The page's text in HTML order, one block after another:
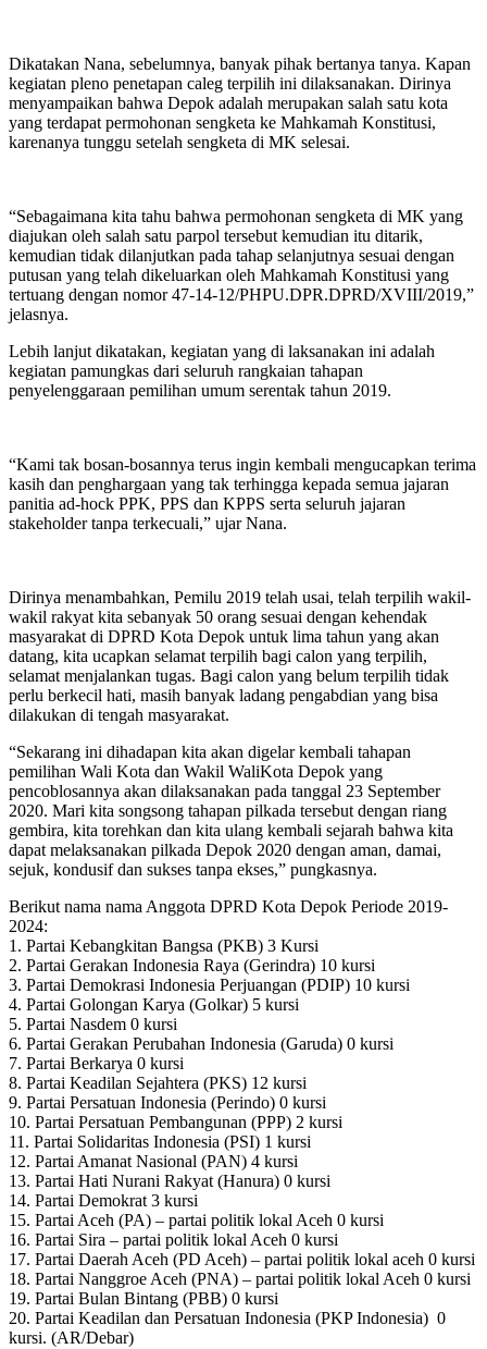
Dikatakan Nana, sebelumnya, banyak pihak bertanya tanya. Kapan
kegiatan pleno penetapan caleg terpilih ini dilaksanakan. Dirinya
menyampaikan bahwa Depok adalah merupakan salah satu kota
yang terdapat permohonan sengketa ke Mahkamah Konstitusi,
karenanya tunggu setelah sengketa di MK selesai.
“Sebagaimana kita tahu bahwa permohonan sengketa di MK yang
diajukan oleh salah satu parpol tersebut kemudian itu ditarik,
kemudian tidak dilanjutkan pada tahap selanjutnya sesuai dengan
putusan yang telah dikeluarkan oleh Mahkamah Konstitusi yang
tertuang dengan nomor 47-14-12/PHPU.DPR.DPRD/XVIII/2019,”
jelasnya.
Lebih lanjut dikatakan, kegiatan yang di laksanakan ini adalah
kegiatan pamungkas dari seluruh rangkaian tahapan
penyelenggaraan pemilihan umum serentak tahun 2019.
“Kami tak bosan-bosannya terus ingin kembali mengucapkan terima
kasih dan penghargaan yang tak terhingga kepada semua jajaran
panitia ad-hock PPK, PPS dan KPPS serta seluruh jajaran
stakeholder tanpa terkecuali,” ujar Nana.
Dirinya menambahkan, Pemilu 2019 telah usai, telah terpilih wakil-
wakil rakyat kita sebanyak 50 orang sesuai dengan kehendak
masyarakat di DPRD Kota Depok untuk lima tahun yang akan
datang, kita ucapkan selamat terpilih bagi calon yang terpilih,
selamat menjalankan tugas. Bagi calon yang belum terpilih tidak
perlu berkecil hati, masih banyak ladang pengabdian yang bisa
dilakukan di tengah masyarakat.
“Sekarang ini dihadapan kita akan digelar kembali tahapan
pemilihan Wali Kota dan Wakil WaliKota Depok yang
pencoblosannya akan dilaksanakan pada tanggal 23 September
2020. Mari kita songsong tahapan pilkada tersebut dengan riang
gembira, kita torehkan dan kita ulang kembali sejarah bahwa kita
dapat melaksanakan pilkada Depok 2020 dengan aman, damai,
sejuk, kondusif dan sukses tanpa ekses,” pungkasnya.
Berikut nama nama Anggota DPRD Kota Depok Periode 2019-
2024:
1. Partai Kebangkitan Bangsa (PKB) 3 Kursi
2. Partai Gerakan Indonesia Raya (Gerindra) 10 kursi
3. Partai Demokrasi Indonesia Perjuangan (PDIP) 10 kursi
4. Partai Golongan Karya (Golkar) 5 kursi
5. Partai Nasdem 0 kursi
6. Partai Gerakan Perubahan Indonesia (Garuda) 0 kursi
7. Partai Berkarya 0 kursi
8. Partai Keadilan Sejahtera (PKS) 12 kursi
9. Partai Persatuan Indonesia (Perindo) 0 kursi
10. Partai Persatuan Pembangunan (PPP) 2 kursi
11. Partai Solidaritas Indonesia (PSI) 1 kursi
12. Partai Amanat Nasional (PAN) 4 kursi
13. Partai Hati Nurani Rakyat (Hanura) 0 kursi
14. Partai Demokrat 3 kursi
15. Partai Aceh (PA) – partai politik lokal Aceh 0 kursi
16. Partai Sira – partai politik lokal Aceh 0 kursi
17. Partai Daerah Aceh (PD Aceh) – partai politik lokal aceh 0 kursi
18. Partai Nanggroe Aceh (PNA) – partai politik lokal Aceh 0 kursi
19. Partai Bulan Bintang (PBB) 0 kursi
20. Partai Keadilan dan Persatuan Indonesia (PKP Indonesia) 0
kursi. (AR/Debar)